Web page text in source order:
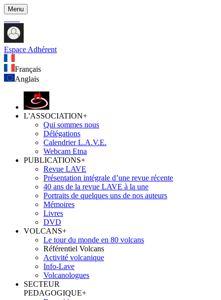
Menu
Espace Adhérent
Français
Anglais
L'ASSOCIATION+
Qui sommes nous
Délégations
Calendrier L.A.V.E.
Webcam Etna
PUBLICATIONS+
Revue LAVE
Présentation intégrale d’une revue récente
40 ans de la revue LAVE à la une
Portraits de quelques uns de nos auteurs
Mémoires
Livres
DVD
VOLCANS+
Le tour du monde en 80 volcans
Référentiel Volcans
Activité volcanique
Info-Lave
Volcanologues
SECTEUR
PEDAGOGIQUE+